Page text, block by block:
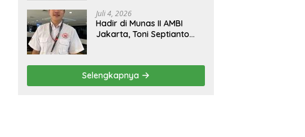
Juli 4, 2026
Hadir di Munas II AMBI
Jakarta, Toni Septianto
Masyarakat
Selengkapnya